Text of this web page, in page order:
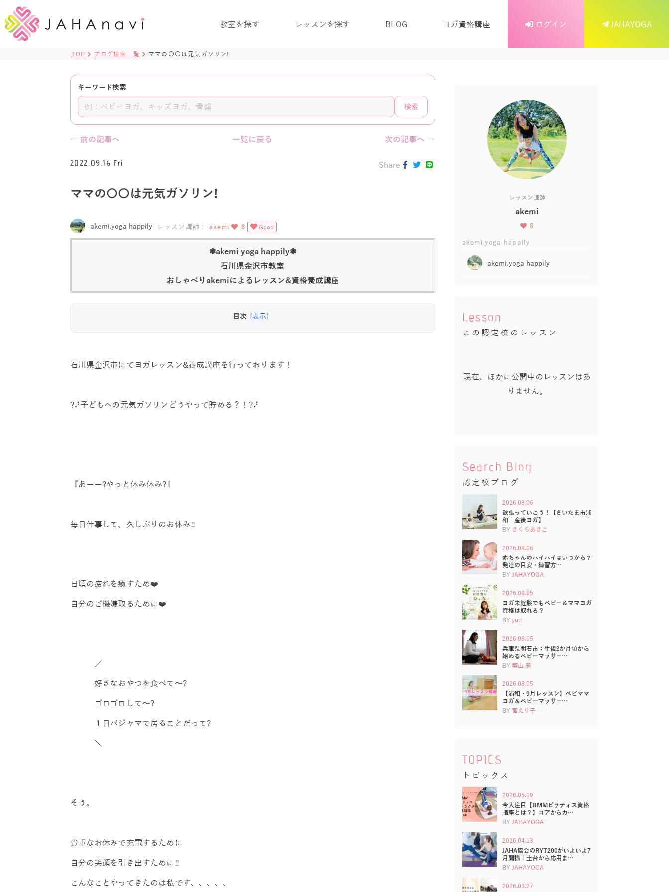
教室を探す レッスンを探す BLOG ヨガ資格講座 ログイン JAHAYOGA
TOP ブログ検索一覧 ママの〇〇は元気ガソリン!
キーワード検索
検索
← 前の記事へ 一覧に戻る 次の記事へ →
2022.09.16 Fri
ママの〇〇は元気ガソリン!
akemi.yoga happily レッスン講師： akemi 8 Good
Share
❃akemi yoga happily❃
石川県金沢市教室
おしゃべりakemiによるレッスン&資格養成講座
目次 [表示]
石川県金沢市にてヨガレッスン&養成講座を行っております！
?⠜子どもへの元気ガソリンどうやって貯める？！?⠜
『あーー?やっと休み休み?』
毎日仕事して、久しぶりのお休み‼️
日頃の疲れを癒すため❤️
自分のご機嫌取るために❤️
／
好きなおやつを食べて〜?
ゴロゴロして〜?
１日パジャマで居ることだって?
＼
そう。
貴重なお休みで充電するために
自分の笑顔を引き出すために‼️
こんなことやってきたのは私です、、、、、
レッスン講師
akemi
8
akemi.yoga happily
akemi.yoga happily
Lesson
この認定校のレッスン
現在、ほかに公開中のレッスンはあ
りません。
Search Blog
認定校ブログ
2026.08.06
欲張っていこう！【さいたま市浦
和 産後ヨガ】
BY きくちあきこ
2026.08.06
赤ちゃんのハイハイはいつから？
発達の目安・練習方…
BY JAHAYOGA
2026.08.05
ヨガ未経験でもベビー＆ママヨガ
資格は取れる？
BY yuri
2026.08.05
兵庫県明石市：生後2か月頃から
始めるベビーマッサー…
BY 築山 萌
2026.08.05
【浦和・9月レッスン】ベビママ
ヨガ＆ベビーマッサー…
BY 宮えり子
TOPICS
トピックス
2026.05.19
今大注目【BMMピラティス資格
講座とは？】コアからカ…
BY JAHAYOGA
2026.04.13
JAHA協会のRYT200がいよいよ7
月開講｜土台から応用ま…
BY JAHAYOGA
2026.03.27